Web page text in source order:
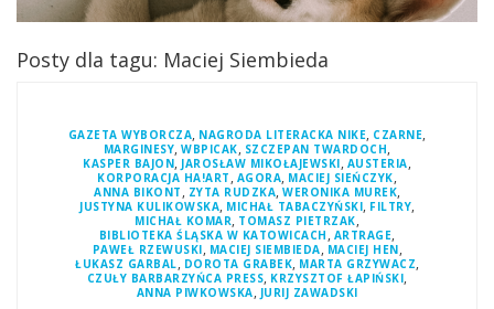
Posty dla tagu: Maciej Siembieda
GAZETA WYBORCZA, NAGRODA LITERACKA NIKE, CZARNE,
MARGINESY,WBPICAK, SZCZEPAN TWARDOCH,
KASPER BAJON, JAROSŁAW MIKOŁAJEWSKI, AUSTERIA,
KORPORACJA HA!ART , AGORA, MACIEJ SIEŃCZYK,
ANNA BIKONT , ZYTA RUDZKA, WERONIKA MUREK,
JUSTYNA KULIKOWSKA, MICHAŁ TABACZYŃSKI, FILTRY,
MICHAŁ KOMAR, TOMASZ PIETRZAK,
BIBLIOTEKA ŚLĄSKA W KATOWICACH , ARTRAGE,
PAWEŁ RZEWUSKI, MACIEJ SIEMBIEDA, MACIEJ HEN,
ŁUKASZ GARBAL, DOROTA GRABEK, MARTA GRZYWACZ,
CZUŁY BARBARZYŃCA PRESS, KRZYSZTOF ŁAPIŃSKI,
ANNA PIWKOWSKA, JURIJ ZAWADSKI